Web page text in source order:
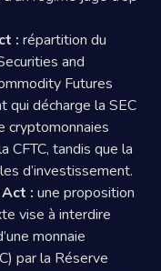
: répartition du
and
Futures
qui décharge la SEC
cryptomonnaies
CFTC, tandis que la
d’investissement.
: une proposition
vise à interdire
monnaie
par la Réserve